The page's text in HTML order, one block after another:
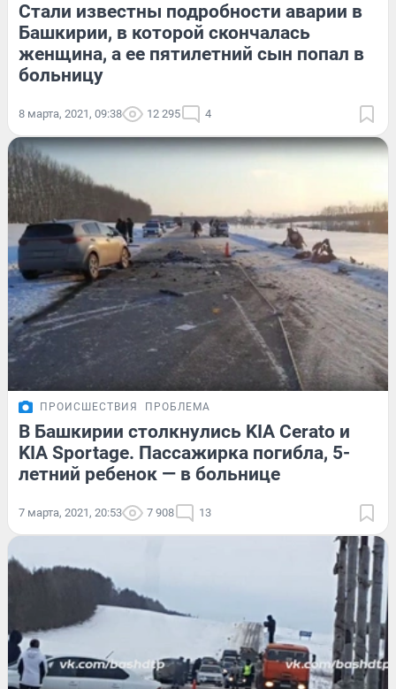
Стали известны подробности аварии в
Башкирии, в которой скончалась
женщина, а ее пятилетний сын попал в
больницу
8 марта, 2021, 09:38 12 295 4
ПРОИСШЕСТВИЯ ПРОБЛЕМА
В Башкирии столкнулись KIA Cerato и
KIA Sportage. Пассажирка погибла, 5-
летний ребенок — в больнице
7 марта, 2021, 20:53 7 908 13